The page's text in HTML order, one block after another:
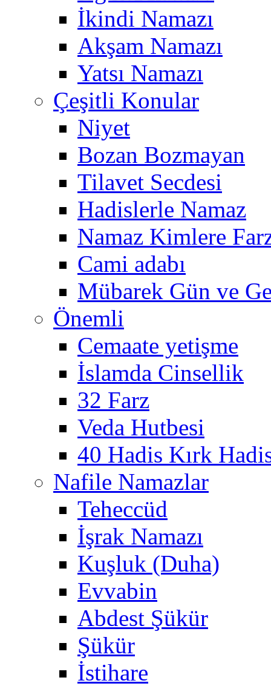
İkindi Namazı
Akşam Namazı
Yatsı Namazı
Çeşitli Konular
Niyet
Bozan Bozmayan
Tilavet Secdesi
Hadislerle Namaz
Namaz Kimlere
Cami adabı
Mübarek Gün ve
Önemli
Cemaate yetişme
İslamda Cinsellik
32 Farz
Veda Hutbesi
40 Hadis Kırk
Nafile Namazlar
Teheccüd
İşrak Namazı
Kuşluk (Duha)
Evvabin
Abdest Şükür
Şükür
İstihare